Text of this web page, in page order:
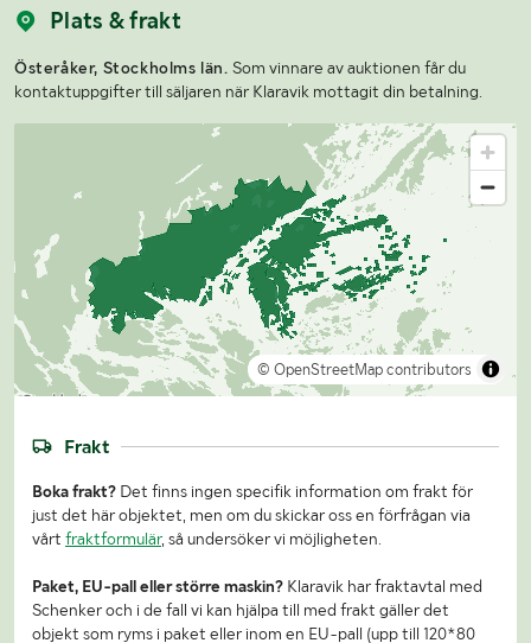
Plats & frakt
Österåker, Stockholms län. Som vinnare av auktionen får du
kontaktuppgifter till säljaren när Klaravik mottagit din betalning.
© OpenStreetMap contributors
Frakt
Boka frakt? Det finns ingen specifik information om frakt för
just det här objektet, men om du skickar oss en förfrågan via
vårt fraktformulär, så undersöker vi möjligheten.
Paket, EU-pall eller större maskin? Klaravik har fraktavtal med
Schenker och i de fall vi kan hjälpa till med frakt gäller det
objekt som ryms i paket eller inom en EU-pall (upp till 120*80